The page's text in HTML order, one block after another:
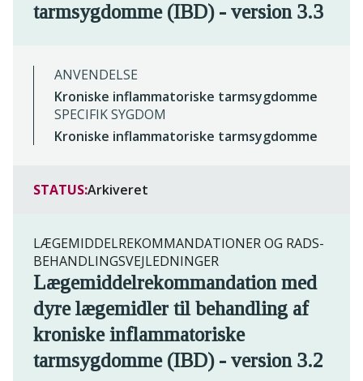
tarmsygdomme (IBD) - version 3.3
ANVENDELSE
Kroniske inflammatoriske tarmsygdomme
SPECIFIK SYGDOM
Kroniske inflammatoriske tarmsygdomme
STATUS:Arkiveret
LÆGEMIDDELREKOMMANDATIONER OG RADS-
BEHANDLINGSVEJLEDNINGER
Lægemiddelrekommandation med
dyre lægemidler til behandling af
kroniske inflammatoriske
tarmsygdomme (IBD) - version 3.2